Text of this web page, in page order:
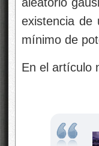
existencia de
mínimo de
En el artículo